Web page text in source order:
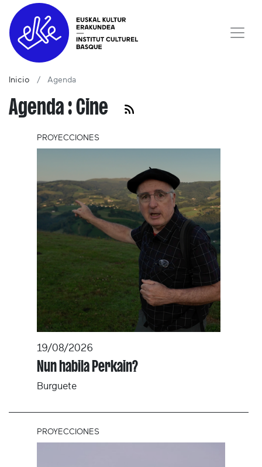
Inicio Agenda
Agenda : Cine
PROYECCIONES
19/08/2026
Nun habila Perkain?
Burguete
PROYECCIONES